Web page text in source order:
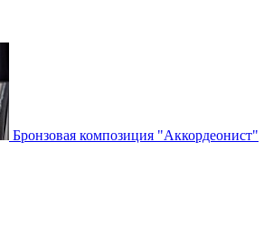
Бронзовая композиция "Аккордеонист"